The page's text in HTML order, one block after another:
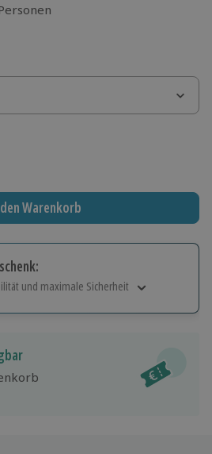
Warenkorb
und maximale Sicherheit
einlösbar.